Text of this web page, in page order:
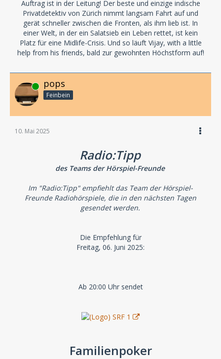
Auftrag ist in der Leitung! Der beste und einzige indische
Privatdetektiv von Zürich nimmt langsam Fahrt auf und
gerät schneller zwischen die Fronten, als ihm lieb ist. In
einer Welt, in der ein Salatsieb ein Leben rettet, ist kein
Platz für eine Midlife-Crisis. Und so läuft Vijay, with a little
help from his friends, bald zur gewohnten Höchstform auf!
Online pops
Feinbein
10. Mai 2025
Radio:Tipp
des Teams der Hörspiel-Freunde
Im "Radio:Tipp" empfiehlt das Team der Hörspiel-
Freunde Radiohörspiele, die in den nächsten Tagen
gesendet werden.
Die Empfehlung für
Freitag, 06. Juni 2025:
Ab 20:00 Uhr sendet
Familienpoker